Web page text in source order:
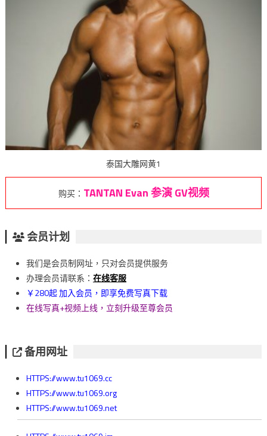
泰国大雕网黄1
购买： TANTAN Evan 参演 GV视频
会员计划
我们是会员制网址，只对会员提供服务
办理会员请联系： 在线客服
￥280起 加入会员，即享免费写真下载
在线写真+视频上线，立刻升级至尊会员
备用网址
HTTPS://www.tu1069.cc
HTTPS://www.tu1069.org
HTTPS://www.tu1069.net